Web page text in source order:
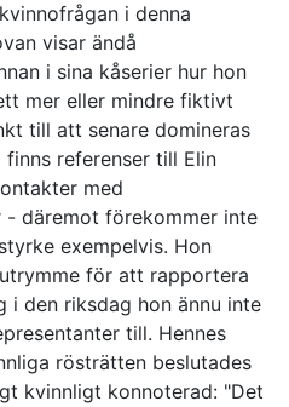
i denna
visar ändå
i sina kåserier hur hon
mer eller mindre fiktivt
till att senare domineras
referenser till Elin
med
däremot förekommer inte
exempelvis. Hon
för att rapportera
i den riksdag hon ännu inte
till. Hennes
rösträtten beslutades
kvinnligt konnoterad: "Det